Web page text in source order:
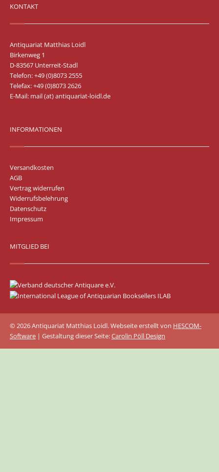
KONTAKT
Antiquariat Matthias Loidl
Birkenweg 1
D-83567 Unterreit-Stadl
Telefon: +49 (0)8073 2555
Telefax: +49 (0)8073 2626
E-Mail: mail (at) antiquariat-loidl.de
INFORMATIONEN
Versandkosten
AGB
Vertrag widerrufen
Widerrufsbelehrung
Datenschutz
Impressum
MITGLIED BEI
© 2026 Antiquariat Matthias Loidl. Webseite erstellt von HESCOM-
Software | Gestaltung dieser Seite:Carolin Pöll Design